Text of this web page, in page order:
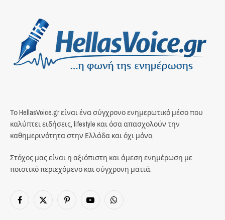
Το HellasVoice.gr είναι ένα σύγχρονο ενημερωτικό μέσο που
καλύπτει ειδήσεις, lifestyle και όσα απασχολούν την
καθημερινότητα στην Ελλάδα και όχι μόνο.
Στόχος μας είναι η αξιόπιστη και άμεση ενημέρωση με
ποιοτικό περιεχόμενο και σύγχρονη ματιά.
Facebook
X
PinterestYouTubeWhatsApp